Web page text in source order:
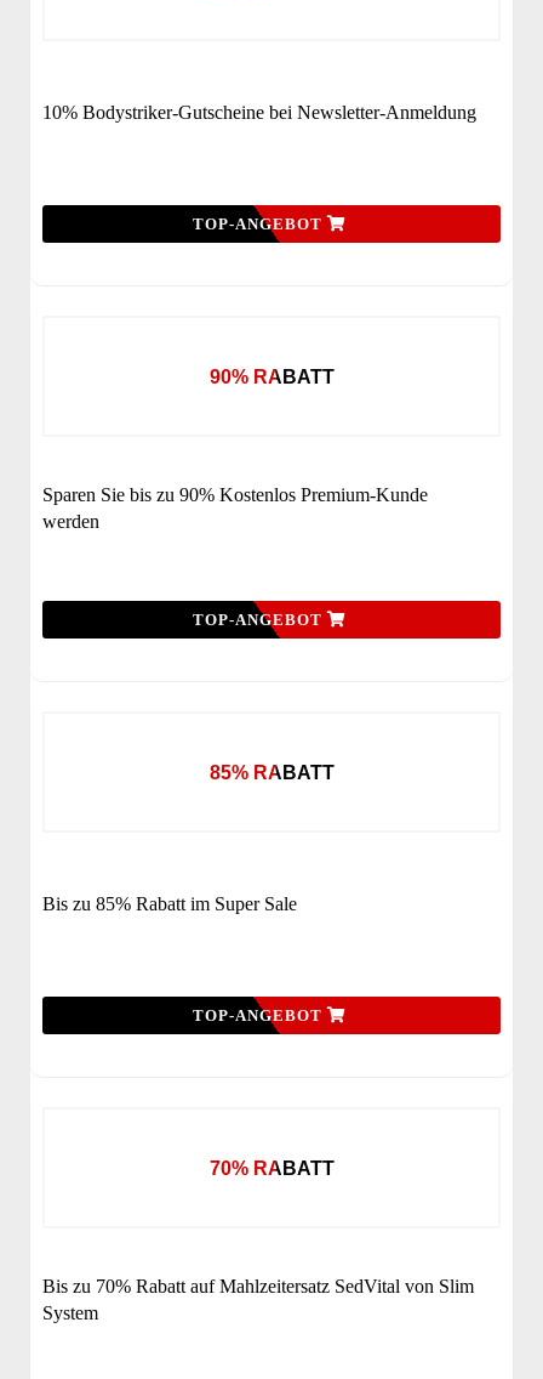
10% Bodystriker-Gutscheine bei Newsletter-Anmeldung
TOP-ANGEBOT
90% RABATT
Sparen Sie bis zu 90% Kostenlos Premium-Kunde
werden
TOP-ANGEBOT
85% RABATT
Bis zu 85% Rabatt im Super Sale
TOP-ANGEBOT
70% RABATT
Bis zu 70% Rabatt auf Mahlzeitersatz SedVital von Slim
System